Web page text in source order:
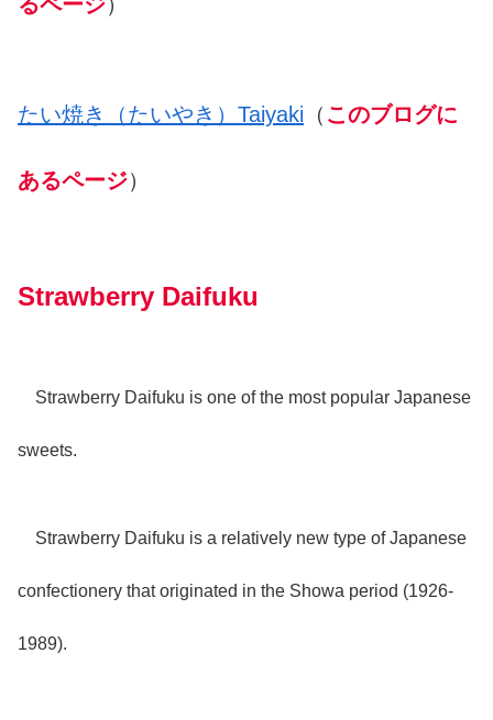
たい焼き（たいやき）Taiyaki （ このブログに
あるページ）
Strawberry Daifuku
Strawberry Daifuku is one of the most popular Japanese
sweets.
Strawberry Daifuku is a relatively new type of Japanese
confectionery that originated in the Showa period (1926-
1989).